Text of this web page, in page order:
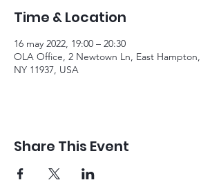
Time & Location
16 may 2022, 19:00 – 20:30
OLA Office, 2 Newtown Ln, East Hampton,
NY 11937, USA
Share This Event